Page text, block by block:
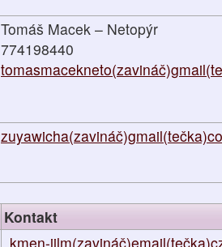
Tomáš Macek – Netopýr
774198440
Kontakt
kmen-